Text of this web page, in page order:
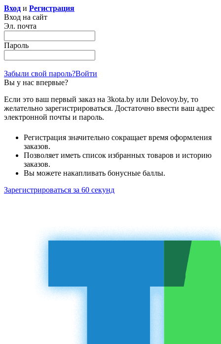
Вход и Регистрация
Вход на сайт
Эл. почта
Пароль
Забыли свой пароль?Войти
Вы у нас впервые?
Если это ваш первый заказ на 3kota.by или Delovoy.by, то
желательно зарегистрироваться. Достаточно ввести ваш адрес
электронной почты и пароль.
Регистрация значительно сокращает время оформления
заказов.
Позволяет иметь список избранных товаров и историю
заказов.
Вы можете накапливать бонусные баллы.
Зарегистрироваться за 60 секунд